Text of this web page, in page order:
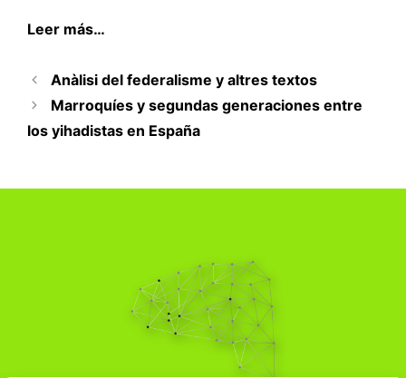
Leer más…
Anàlisi del federalisme y altres textos
Marroquíes y segundas generaciones entre
los yihadistas en España